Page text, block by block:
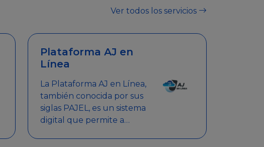
Ver todos los servicios
Plataforma AJ en
Línea
La Plataforma AJ en Línea,
también conocida por sus
siglas PAJEL, es un sistema
digital que permite a